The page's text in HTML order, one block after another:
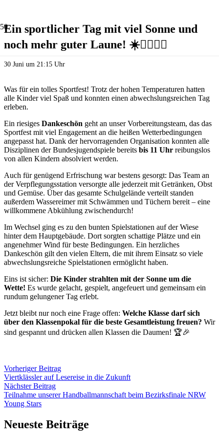
Ein sportlicher Tag mit viel Sonne und
noch mehr guter Laune! ☀️🏃‍♀️🏃‍♂️
30 Juni um 21:15 Uhr
Was für ein tolles Sportfest! Trotz der hohen Temperaturen hatten
alle Kinder viel Spaß und konnten einen abwechslungsreichen Tag
erleben.
Ein riesiges Dankeschön geht an unser Vorbereitungsteam, das das
Sportfest mit viel Engagement an die heißen Wetterbedingungen
angepasst hat. Dank der hervorragenden Organisation konnten alle
Disziplinen der Bundesjugendspiele bereits bis 11 Uhr reibungslos
von allen Kindern absolviert werden.
Auch für genügend Erfrischung war bestens gesorgt: Das Team an
der Verpflegungsstation versorgte alle jederzeit mit Getränken, Obst
und Gemüse. Über das gesamte Schulgelände verteilt standen
außerdem Wassereimer mit Schwämmen und Tüchern bereit – eine
willkommene Abkühlung zwischendurch!
Im Wechsel ging es zu den bunten Spielstationen auf der Wiese
hinter dem Hauptgebäude. Dort sorgten schattige Plätze und ein
angenehmer Wind für beste Bedingungen. Ein herzliches
Dankeschön gilt den vielen Eltern, die mit ihrem Einsatz so viele
abwechslungsreiche Spielstationen ermöglicht haben.
Eins ist sicher: Die Kinder strahlten mit der Sonne um die
Wette! Es wurde gelacht, gespielt, angefeuert und gemeinsam ein
rundum gelungener Tag erlebt.
Jetzt bleibt nur noch eine Frage offen: Welche Klasse darf sich
über den Klassenpokal für die beste Gesamtleistung freuen? Wir
sind gespannt und drücken allen Klassen die Daumen! 🏆🎉
Vorheriger Beitrag
Viertklässler auf Lesereise in die Zukunft
Nächster Beitrag
Teilnahme unserer Handballmannschaft beim Bezirksfinale NRW
Young Stars
Neueste Beiträge